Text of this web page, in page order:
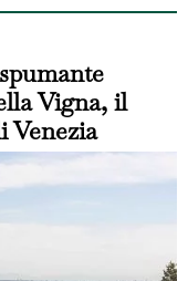
Vigna, il
Venezia